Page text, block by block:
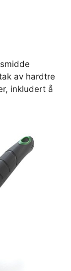
av hardtre
inkludert å